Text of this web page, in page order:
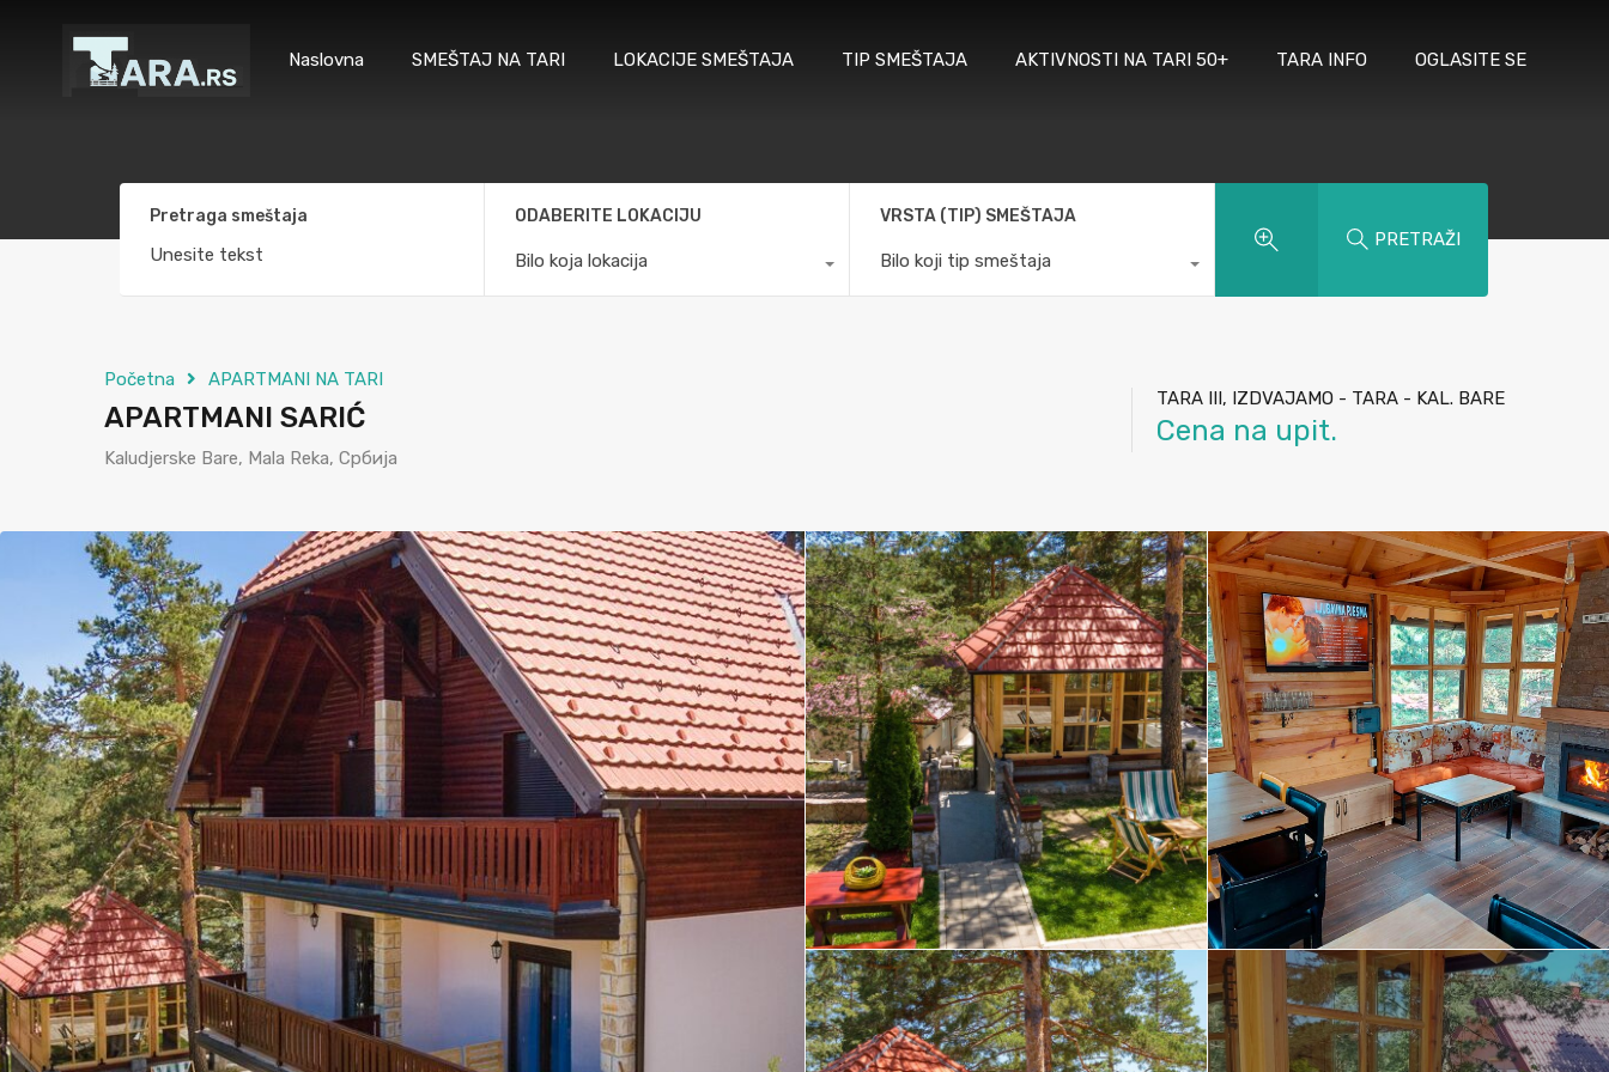
Naslovna SMEŠTAJ NA TARI LOKACIJE SMEŠTAJA TIP SMEŠTAJA AKTIVNOSTI NA TARI 50+ TARA INFO OGLASITE SE
Pretraga smeštaja ODABERITE LOKACIJU
Bilo koja lokacija
VRSTA (TIP) SMEŠTAJA
Bilo koji tip smeštaja
PRETRAŽI
Početna APARTMANI NA TARI
APARTMANI SARIĆ
Kaludjerske Bare, Mala Reka, Србија
TARA III, IZDVAJAMO - TARA - KAL. BARE
Cena na upit.